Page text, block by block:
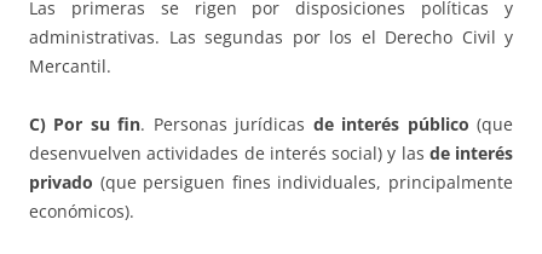
Las primeras se rigen por disposiciones políticas y
administrativas. Las segundas por los el Derecho Civil y
Mercantil.
C) Por su fin. Personas jurídicas de interés público (que
desenvuelven actividades de interés social) y las de interés
privado (que persiguen fines individuales, principalmente
económicos).